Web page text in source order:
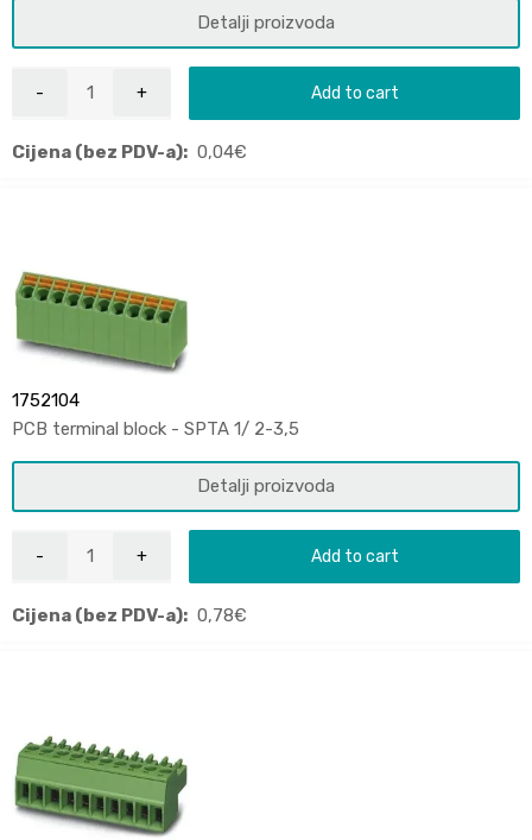
Detalji proizvoda
Add to cart
Cijena (bez PDV-a): 0,04€
1752104
PCB terminal block - SPTA 1/ 2-3,5
Detalji proizvoda
Add to cart
Cijena (bez PDV-a): 0,78€